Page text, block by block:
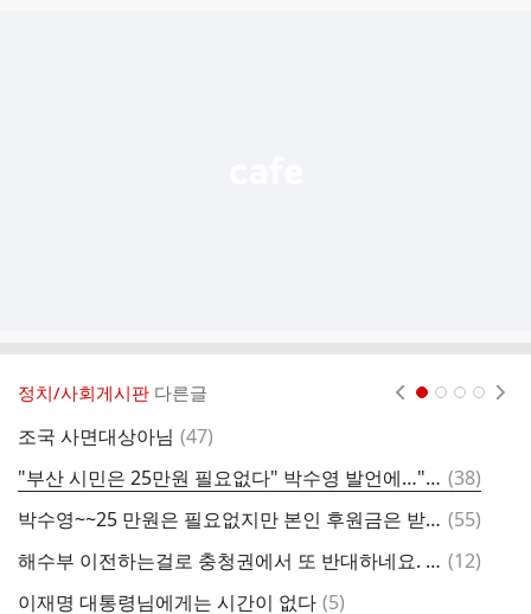
정치/사회게시판 다른글
조국 사면대상아님 댓
(47)
"부산 시민은 25만원 필요없다" 박수영 발언에…"너나 받지 마" 쏟아진 비판 댓
글
(38)
박수영~~25 만원은 필요없지만 본인 후원금은 받아야 겠다는....강한의지.. 댓
(55)
해수부 이전하는걸로 충청권에서 또 반대하네요. 그렇다면 댓
(12)
이재명 대통령님에게는 시간이 없다 댓
(5)